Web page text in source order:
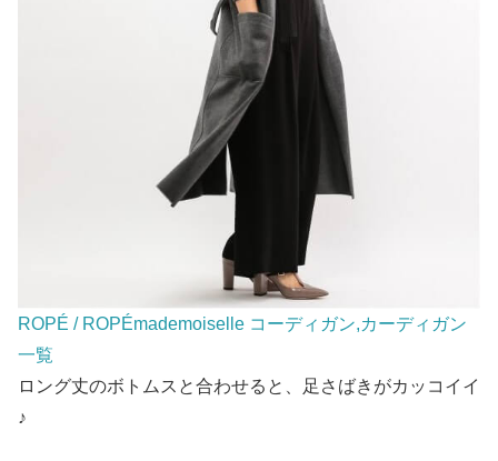
ROPÉ / ROPÉmademoiselle コーディガン,カーディガン
一覧
ロング丈のボトムスと合わせると、足さばきがカッコイイ
♪